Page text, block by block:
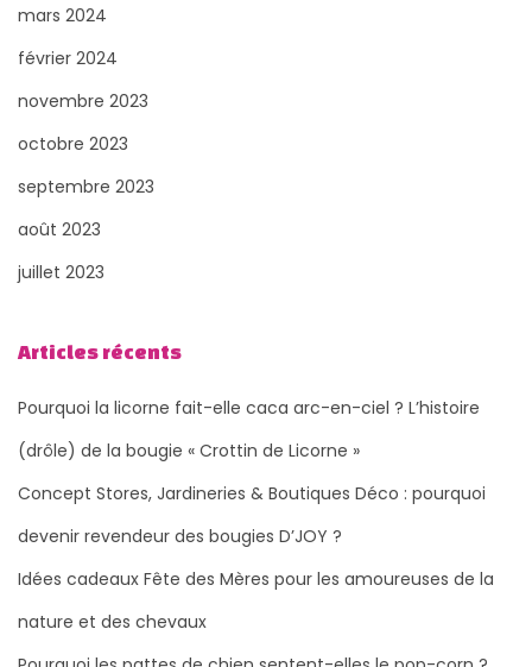
mars 2024
février 2024
novembre 2023
octobre 2023
septembre 2023
août 2023
juillet 2023
Articles récents
Pourquoi la licorne fait-elle caca arc-en-ciel ? L’histoire
(drôle) de la bougie « Crottin de Licorne »
Concept Stores, Jardineries & Boutiques Déco : pourquoi
devenir revendeur des bougies D’JOY ?
Idées cadeaux Fête des Mères pour les amoureuses de la
nature et des chevaux